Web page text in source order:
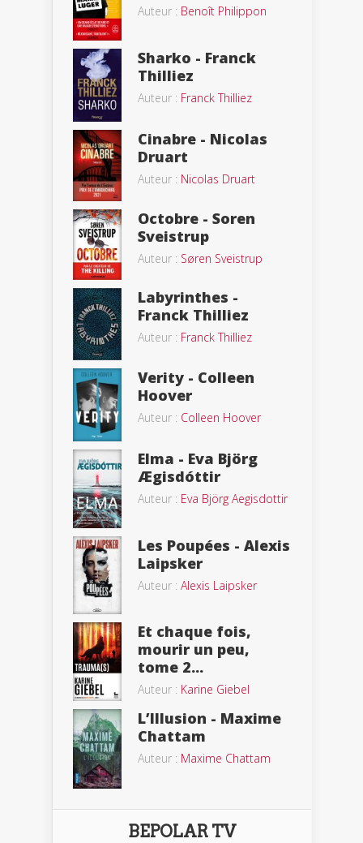
Auteur : Benoît Philippon
Sharko - Franck
Thilliez
Auteur : Franck Thilliez
Cinabre - Nicolas
Druart
Auteur : Nicolas Druart
Octobre - Soren
Sveistrup
Auteur : Søren Sveistrup
Labyrinthes -
Franck Thilliez
Auteur : Franck Thilliez
Verity - Colleen
Hoover
Auteur : Colleen Hoover
Elma - Eva Björg
Ægisdóttir
Auteur : Eva Björg Aegisdottir
Les Poupées - Alexis
Laipsker
Auteur : Alexis Laipsker
Et chaque fois,
mourir un peu,
tome 2...
Auteur : Karine Giebel
L’Illusion - Maxime
Chattam
Auteur : Maxime Chattam
BEPOLAR TV